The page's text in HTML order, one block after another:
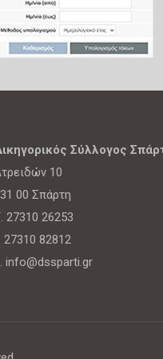
Σύλλογος
10
00 Σπάρτη
27310 26253
27310 82812
info@dssparti.gr